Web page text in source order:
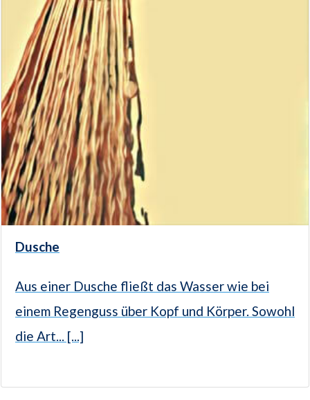
Dusche
Aus einer Dusche fließt das Wasser wie bei
einem Regenguss über Kopf und Körper. Sowohl
die Art... [...]